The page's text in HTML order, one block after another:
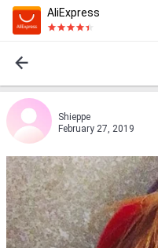
AliExpress
Shieppе
February 27, 2019